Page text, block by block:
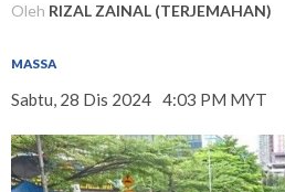
Oleh RIZAL ZAINAL (TERJEMAHAN)
MASSA
Sabtu, 28 Dis 2024 4:03 PM MYT